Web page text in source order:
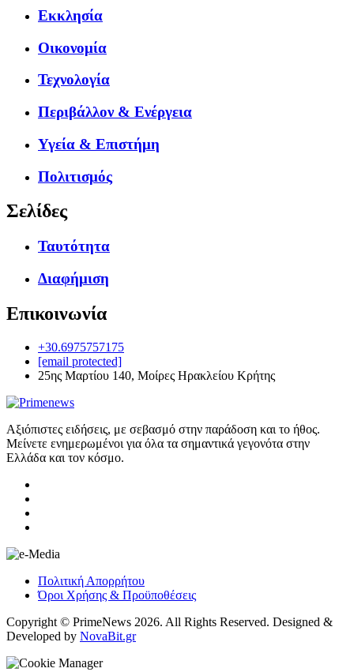
Εκκλησία
Οικονομία
Τεχνολογία
Περιβάλλον & Ενέργεια
Υγεία & Επιστήμη
Πολιτισμός
Σελίδες
Ταυτότητα
Διαφήμιση
Επικοινωνία
+30.6975757175
[email protected]
25ης Μαρτίου 140, Μοίρες Ηρακλείου Κρήτης
Αξιόπιστες ειδήσεις, με σεβασμό στην παράδοση και το ήθος.
Μείνετε ενημερωμένοι για όλα τα σημαντικά γεγονότα στην
Ελλάδα και τον κόσμο.
Πολιτική Απορρήτου
Όροι Χρήσης & Προϋποθέσεις
Copyright © PrimeNews 2026. All Rights Reserved. Designed &
Developed by NovaBit.gr